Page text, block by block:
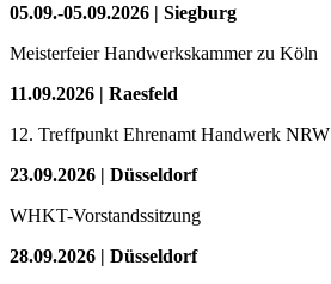
05.09.-05.09.2026 | Siegburg
Meisterfeier Handwerkskammer zu Köln
11.09.2026 | Raesfeld
12. Treffpunkt Ehrenamt Handwerk NRW
23.09.2026 | Düsseldorf
WHKT-Vorstandssitzung
28.09.2026 | Düsseldorf